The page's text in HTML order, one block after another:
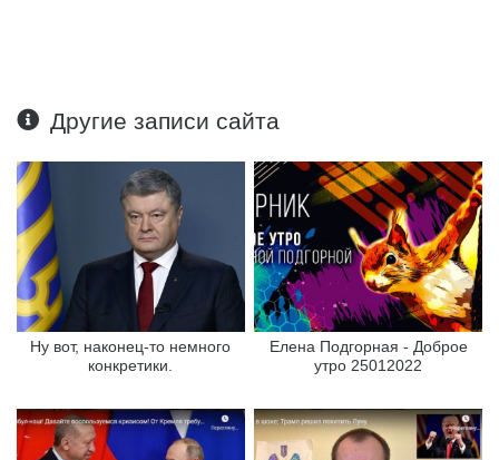
Другие записи сайта
Ну вот, наконец-то немного
конкретики.
Елена Подгорная - Доброе
утро 25012022